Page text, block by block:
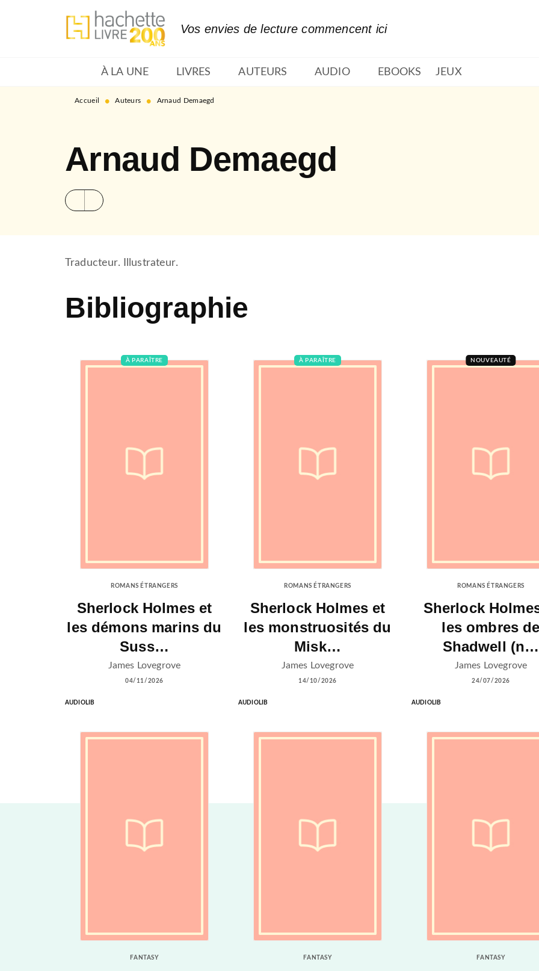
MENU RECHERCHE
Vos envies de lecture commencent ici
À LA UNE LIVRES AUTEURS AUDIO EBOOKS JEUX
Accueil • Auteurs • Arnaud Demaegd
Arnaud Demaegd
Traducteur. Illustrateur.
Bibliographie
À PARAÎTRE
ROMANS ÉTRANGERS
Sherlock Holmes et
les démons marins du
Suss…
James Lovegrove
04/11/2026
AUDIOLIB
À PARAÎTRE
ROMANS ÉTRANGERS
Sherlock Holmes et
les monstruosités du
Misk…
James Lovegrove
14/10/2026
AUDIOLIB
NOUVEAUTÉ
ROMANS ÉTRANGERS
Sherlock
les ombres de
Shadwell (n…
James Lovegrove
24/07/2026
AUDIOLIB
FANTASY FANTASY FANTASY